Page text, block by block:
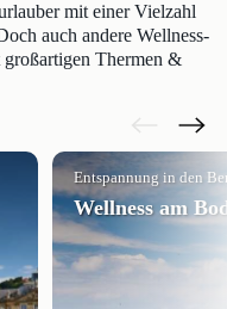
mit einer Vielzahl
auch andere Wellness-
Thermen &
Entspannung in den
Wellness am